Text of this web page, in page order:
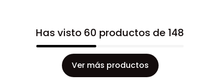
Has visto 60 productos de 148
Ver más productos